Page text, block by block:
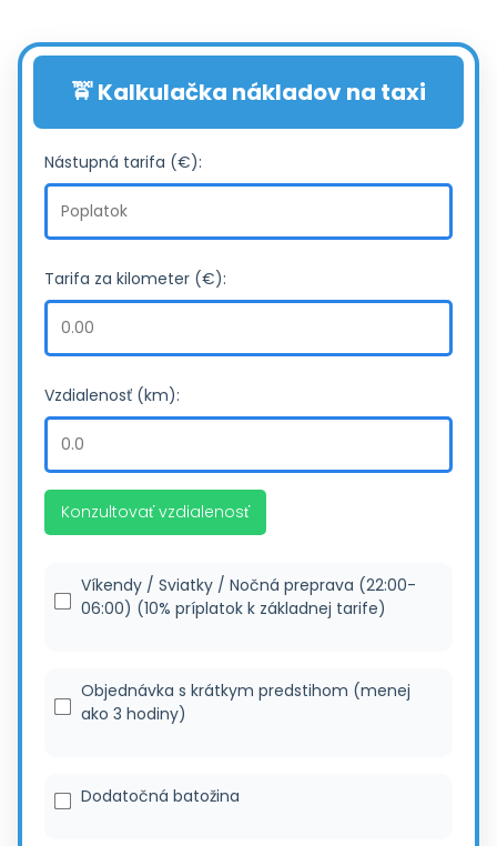
🚖 Kalkulačka nákladov na taxi
Nástupná tarifa (€):
Tarifa za kilometer (€):
Vzdialenosť (km):
Konzultovať vzdialenosť
Víkendy / Sviatky / Nočná preprava (22:00-
06:00) (10% príplatok k základnej tarife)
Objednávka s krátkym predstihom (menej
ako 3 hodiny)
Dodatočná batožina